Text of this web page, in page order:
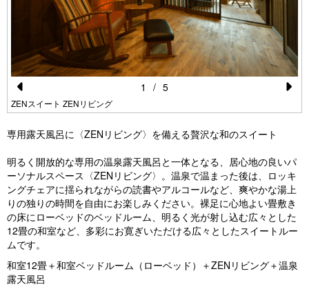
Pr
vi
o
u
s
ZENスイート ZENリビング
1 / 5
専用露天風呂に〈ZENリビング〉を備える贅沢な和のスイート
明るく開放的な専用の温泉露天風呂と一体となる、居心地の良いパ
ーソナルスペース〈ZENリビング〉。温泉で温まった後は、ロッキ
ングチェアに揺られながらの読書やアルコールなど、爽やかな湯上
りの独りの時間を自由にお楽しみください。裸足に心地よい畳敷き
の床にローベッドのベッドルーム、明るく光が射し込む広々とした
12畳の和室など、多彩にお寛ぎいただける広々としたスイートルー
ムです。
和室12畳＋和室ベッドルーム（ローベッド）＋ZENリビング＋温泉
露天風呂